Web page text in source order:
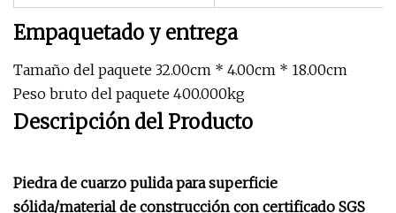
Empaquetado y entrega
Tamaño del paquete 32.00cm * 4.00cm * 18.00cm
Peso bruto del paquete 400.000kg
Descripción del Producto
Piedra de cuarzo pulida para superficie
sólida/material de construcción con certificado SGS